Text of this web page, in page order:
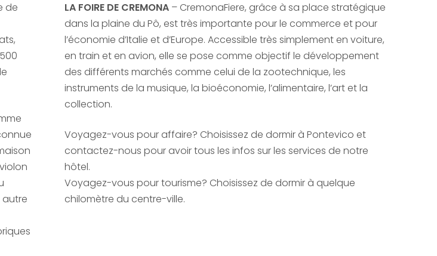
de
autre
LA FOIRE DE CREMONA – CremonaFiere, grâce à sa place stratégique
dans la plaine du Pô, est très importante pour le commerce et pour
l’économie d’Italie et d’Europe. Accessible très simplement en voiture,
en train et en avion, elle se pose comme objectif le développement
des différents marchés comme celui de la zootechnique, les
instruments de la musique, la bioéconomie, l’alimentaire, l’art et la
collection.
Voyagez-vous pour affaire? Choisissez de dormir à Pontevico et
contactez-nous pour avoir tous les infos sur les services de notre
hôtel.
Voyagez-vous pour tourisme? Choisissez de dormir à quelque
chilomètre du centre-ville.